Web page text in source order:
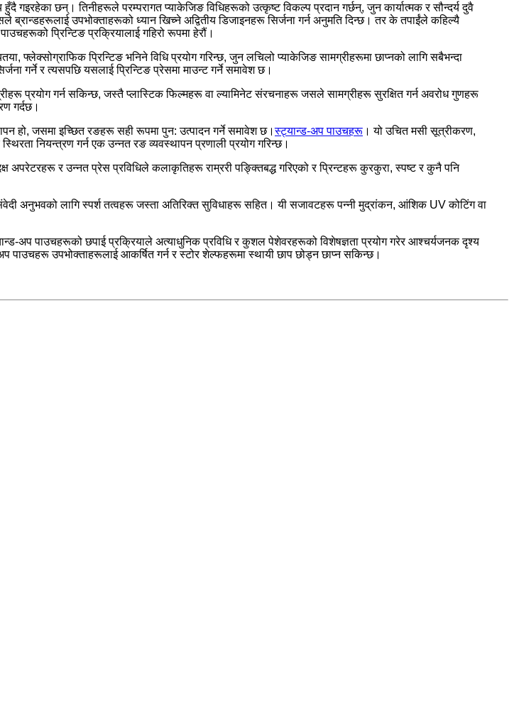
गइरहेका छन्। तिनीहरूले परम्परागत प्याकेजिङ विधिहरूको उत्कृष्ट विकल्प प्रदान गर्छन्, जुन कार्यात्मक र सौन्दर्य दुवै
उपभोक्ताहरूको ध्यान खिच्ने अद्वितीय डिजाइनहरू सिर्जना गर्न अनुमति दिन्छ। तर के तपाईंले कहिल्यै
प्रिन्टिङ प्रक्रियालाई गहिरो रूपमा हेरौं।
फ्लेक्सोग्राफिक प्रिन्टिङ भनिने विधि प्रयोग गरिन्छ, जुन लचिलो प्याकेजिङ सामग्रीहरूमा छाप्नको लागि सबैभन्दा
गर्ने र त्यसपछि यसलाई प्रिन्टिङ प्रेसमा माउन्ट गर्ने समावेश छ।
प्रयोग गर्न सकिन्छ, जस्तै प्लास्टिक फिल्महरू वा ल्यामिनेट संरचनाहरू जसले सामग्रीहरू सुरक्षित गर्न अवरोध गुणहरू
गर्दछ।
हो, जसमा इच्छित रङहरू सही रूपमा पुन: उत्पादन गर्ने समावेश छ।स्ट्यान्ड-अप पाउचहरू । यो उचित मसी सूत्रीकरण,
नियन्त्रण गर्न एक उन्नत रङ व्यवस्थापन प्रणाली प्रयोग गरिन्छ।
अपरेटरहरू र उन्नत प्रेस प्रविधिले कलाकृतिहरू राम्ररी पङ्क्तिबद्ध गरिएको र प्रिन्टहरू कुरकुरा, स्पष्ट र कुनै पनि
संवेदी अनुभवको लागि स्पर्श तत्वहरू जस्ता अतिरिक्त सुविधाहरू सहित। यी सजावटहरू पन्नी मुद्रांकन, आंशिक UV कोटिंग वा
अप पाउचहरूको छपाई प्रक्रियाले अत्याधुनिक प्रविधि र कुशल पेशेवरहरूको विशेषज्ञता प्रयोग गरेर आश्चर्यजनक दृश्य
पाउचहरू उपभोक्ताहरूलाई आकर्षित गर्न र स्टोर शेल्फहरूमा स्थायी छाप छोड्न छाप्न सकिन्छ।